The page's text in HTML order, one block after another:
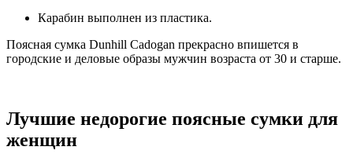
Карабин выполнен из пластика.
Поясная сумка Dunhill Cadogan прекрасно впишется в
городские и деловые образы мужчин возраста от 30 и старше.
Лучшие недорогие поясные сумки для
женщин